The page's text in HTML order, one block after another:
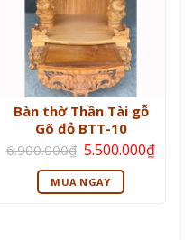
Bàn thờ Thần Tài gỗ
Gõ đỏ BTT-10
6.900.000₫ Giá
gốc
là:
6.900.000₫.
5.500.000₫Giá
MUA NGAY